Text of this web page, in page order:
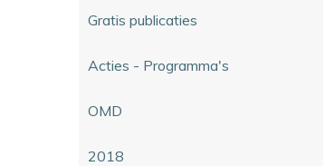
Gratis publicaties
Acties - Programma's
OMD
2018